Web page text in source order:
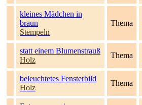
kleines Mädchen in
braun
Stempeln
Thema
statt einem Blumenstrauß
Holz
Thema
beleuchtetes Fensterbild
Holz
Thema